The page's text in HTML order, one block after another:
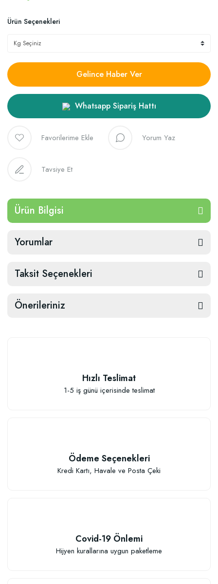
Ürün Seçenekleri
Gelince Haber Ver
Whatsapp Sipariş Hattı
Yorum Yaz
Tavsiye Et
Ürün Bilgisi
Yorumlar
Taksit Seçenekleri
Önerileriniz
Hızlı Teslimat
1-5 iş günü içerisinde teslimat
Ödeme Seçenekleri
Kredi Kartı, Havale ve Posta Çeki
Covid-19 Önlemi
Hijyen kurallarına uygun paketleme